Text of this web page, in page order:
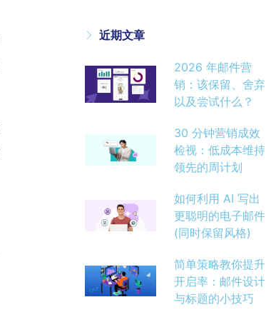
近期文章
2026 年邮件营
销：该保留、舍弃
以及尝试什么？
30 分钟营销成效
检视：低成本维持
领先的周计划
如何利用 AI 写出
更聪明的电子邮件
(同时保留风格)
简单策略教你提升
开启率：邮件设计
与标题的小技巧